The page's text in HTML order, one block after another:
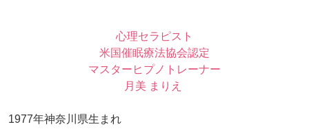
心理セラピスト
米国催眠療法協会認定
マスターヒプノトレーナー
月美 まりえ
1977年神奈川県生まれ